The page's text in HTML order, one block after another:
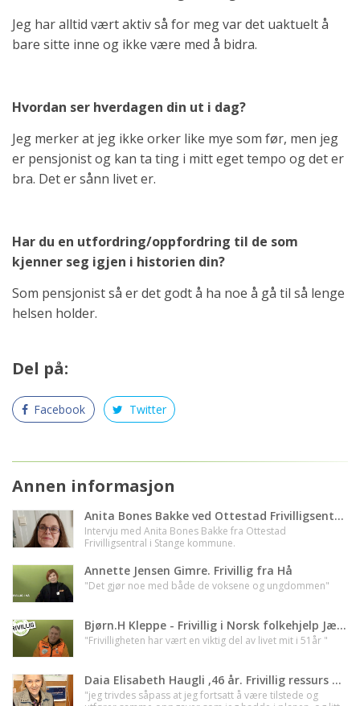
Jeg har alltid vært aktiv så for meg var det uaktuelt å
bare sitte inne og ikke være med å bidra.
Hvordan ser hverdagen din ut i dag?
Jeg merker at jeg ikke orker like mye som før, men jeg
er pensjonist og kan ta ting i mitt eget tempo og det er
bra. Det er sånn livet er.
Har du en utfordring/oppfordring til de som
kjenner seg igjen i historien din?
Som pensjonist så er det godt å ha noe å gå til så lenge
helsen holder.
Del på:
Facebook Twitter
Annen informasjon
Anita Bones Bakke ved Ottestad Frivilligsentral
Intervju med Anita Bones Bakke fra Ottestad
Frivilligsentral i Stange kommune.
Annette Jensen Gimre. Frivillig fra Hå
"Det gjør noe med både de voksene og ungdommen"
Bjørn.H Kleppe - Frivillig i Norsk folkehjelp Jæren
"Frivilligheten har vært en viktig del av livet mit i 51år "
Daia Elisabeth Haugli ,46 år. Frivillig ressurs hos Løten Frivilligsentral - Innlandet
"jeg trivdes såpass at jeg fortsatt å være tilstede og